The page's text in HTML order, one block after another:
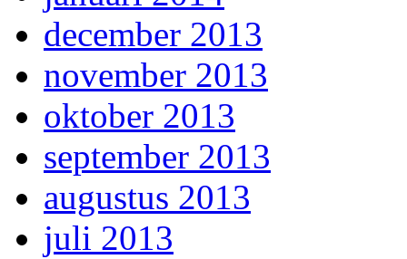
december 2013
november 2013
oktober 2013
september 2013
augustus 2013
juli 2013